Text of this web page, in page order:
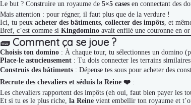
Le but ? Construire un royaume de 5×5 cases en connectant des
Mais attention : pour régner, il faut plus que de la verdure !
Ici, tu peux acheter des bâtiments, collecter des impôts, et
Bref, c’est comme si Kingdomino avait enfilé une couronne en
🧱 Comment ça se joue ?
Choisis ton domino : À chaque tour, tu sélectionnes un domino
Place-le astucieusement : Tu dois connecter les terrains
Construis des bâtiments : Dépense tes sous pour acheter des
Recrute des chevaliers et séduis la Reine ❤️ :
Les chevaliers rapportent des impôts (eh oui, faut bien payer les
Et si tu es le plus riche, la Reine vient embellir ton royaume et